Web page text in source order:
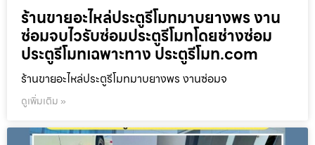
ร้านขายอะไหล่ประตูรีโมทมาบยางพร งาน
ซ่อมจบไวรับซ่อมประตูรีโมทโดยช่างซ่อม
ประตูรีโมทเฉพาะทาง ประตูรีโมท.com
ร้านขายอะไหล่ประตูรีโมทมาบยางพร งานซ่อมจ
ดูเพิ่มเติม »